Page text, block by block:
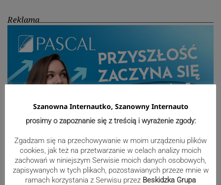
Reklama
Sport
Szanowna Internautko, Szanowny Internauto
prosimy o zapoznanie się z treścią i wyrażenie zgody:
Zgadzam się na przechowywanie w moim urządzeniu plików
cookies, jak też na przetwarzanie w celach analizy moich
zachowań w niniejszym Serwisie moich danych osobowych,
zapisywanych w tych plikach, pozostawianych przeze mnie w
ramach korzystania z Serwisu przez Beskidzka Grupa